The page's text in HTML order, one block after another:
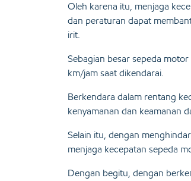
Oleh karena itu, menjaga
dan peraturan dapat
irit.
Sebagian besar sepeda
km/jam saat dikendarai.
Berkendara dalam rentang
kenyamanan dan keamanan
Selain itu, dengan
menjaga kecepatan sepeda
Dengan begitu, dengan